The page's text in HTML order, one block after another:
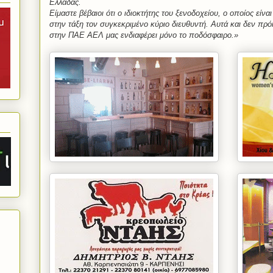
Ελλάδας.
Είμαστε βέβαιοι ότι ο ιδιοκτήτης του ξενοδοχείου, ο οποίος
στην τάξη τον συγκεκριμένο κύριο διευθυντή. Αυτά και δεν
στην ΠΑΕ ΑΕΛ μας ενδιαφέρει μόνο το ποδόσφαιρο.»